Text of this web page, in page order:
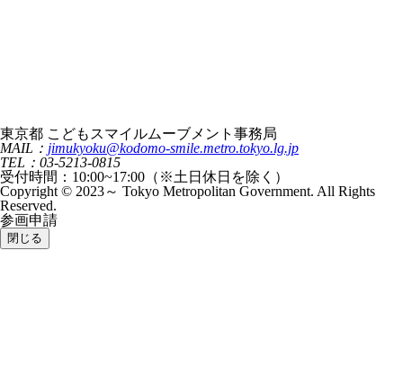
東京都 こどもスマイルムーブメント事務局
MAIL： jimukyoku@kodomo-smile.metro.tokyo.lg.jp
TEL：03-5213-0815
受付時間：10:00~17:00（※土日休日を除く）
Copyright © 2023～ Tokyo Metropolitan Government. All Rights
Reserved.
参画申請
閉じる